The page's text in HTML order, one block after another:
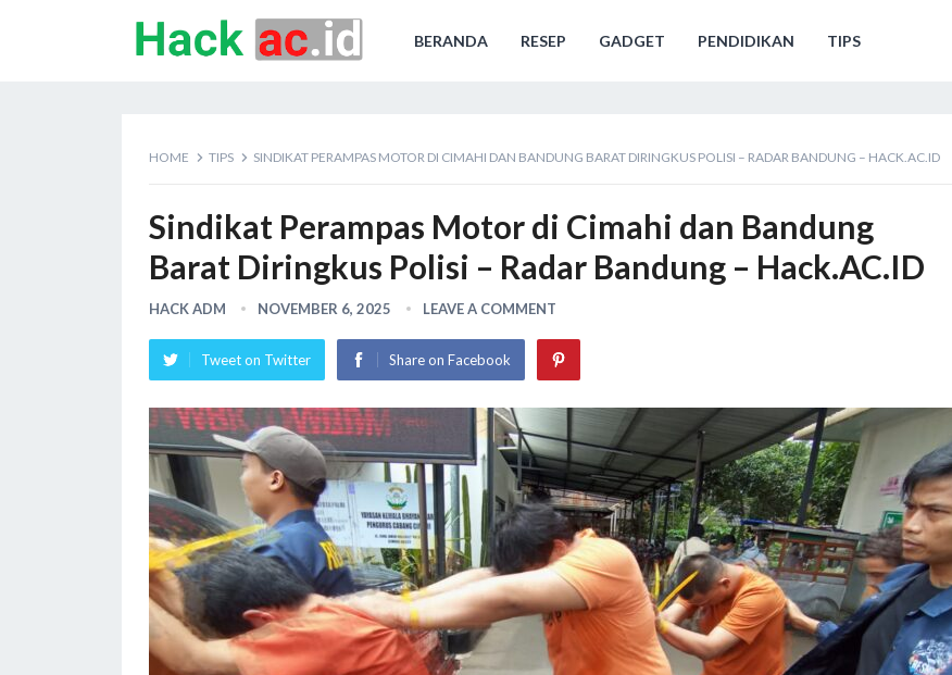
BERANDA RESEP GADGET PENDIDIKAN TIPS
HOME TIPS SINDIKAT PERAMPAS MOTOR DI CIMAHI DAN BANDUNG BARAT DIRINGKUS POLISI – RADAR BANDUNG – HACK.AC.ID
Sindikat Perampas Motor di Cimahi dan Bandung
Barat Diringkus Polisi – Radar Bandung – Hack.AC.ID
HACK ADM NOVEMBER 6, 2025 LEAVE A COMMENT
Tweet on Twitter Share on Facebook